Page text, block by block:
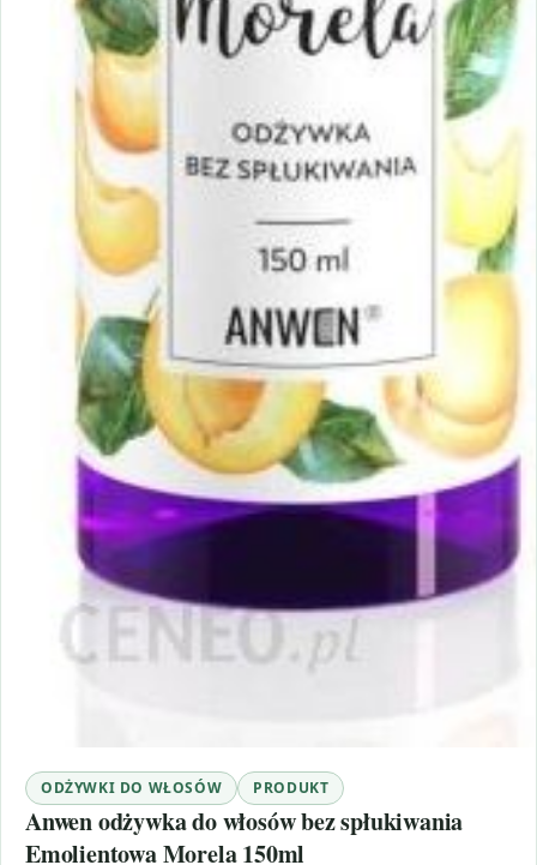
ODŻYWKI DO WŁOSÓW PRODUKT
Anwen odżywka do włosów bez spłukiwania
Emolientowa Morela 150ml